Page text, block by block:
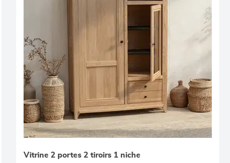
Vitrine 2 portes 2 tiroirs 1 niche